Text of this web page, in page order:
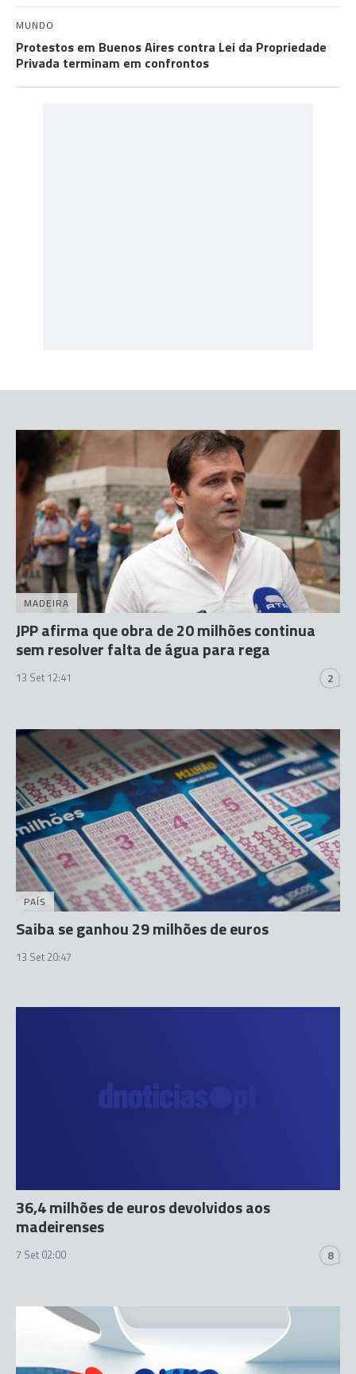
MUNDO
Protestos em Buenos Aires contra Lei da Propriedade
Privada terminam em confrontos
MADEIRA
JPP afirma que obra de 20 milhões continua
sem resolver falta de água para rega
13 Set 12:41 2
PAÍS
Saiba se ganhou 29 milhões de euros
13 Set 20:47
36,4 milhões de euros devolvidos aos
madeirenses
7 Set 02:00 8